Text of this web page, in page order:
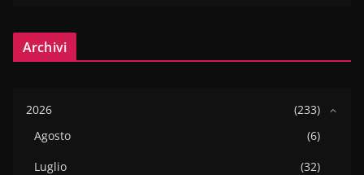
Archivi
2026
(233)
Agosto
(6)
Luglio
(32)